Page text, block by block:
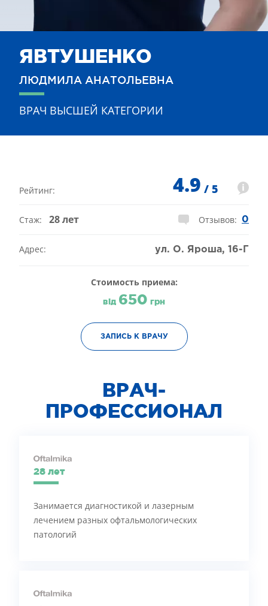
ЯВТУШЕНКО
ЛЮДМИЛА АНАТОЛЬЕВНА
ВРАЧ ВЫСШЕЙ КАТЕГОРИИ
Рейтинг: 4.9 / 5
Стаж: 28 лет Отзывов: 0
Адрес: ул. О. Яроша, 16-Г
Стоимость приема:
від 650 грн
ЗАПИСЬ К ВРАЧУ
ВРАЧ-
ПРОФЕССИОНАЛ
28 лет
Занимается диагностикой и лазерным
лечением разных офтальмологических
патологий